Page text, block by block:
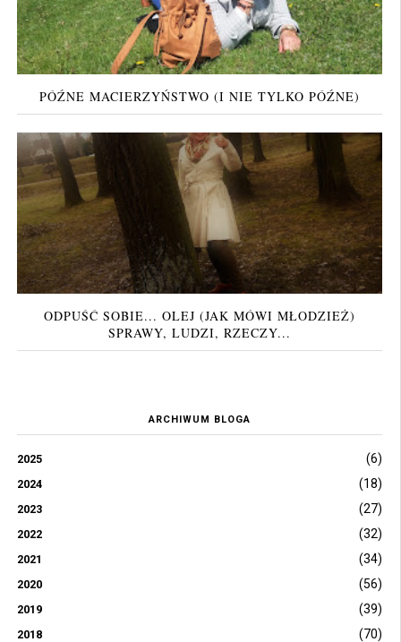
PÓŹNE MACIERZYŃSTWO (I NIE TYLKO PÓŹNE)
ODPUŚĆ SOBIE... OLEJ (JAK MÓWI MŁODZIEŻ)
SPRAWY, LUDZI, RZECZY...
ARCHIWUM BLOGA
2025 (6)
2024 (18)
2023 (27)
2022 (32)
2021 (34)
2020 (56)
2019 (39)
2018 (70)